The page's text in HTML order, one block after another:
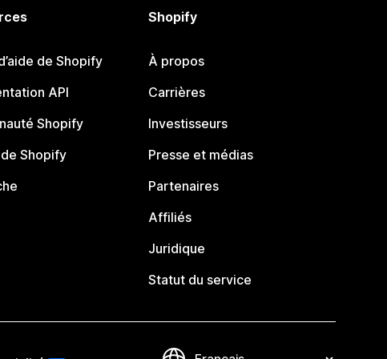
de Shopify
API
Shopify
Shopify
Shopify
À propos
Carrières
Investisseurs
Presse et médias
Partenaires
Affiliés
Juridique
Statut du service